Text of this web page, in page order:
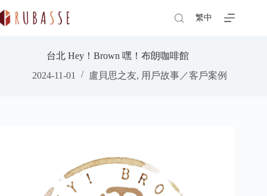
to
content
繁中
台北 Hey！Brown 嘿！布朗咖啡館
2024-11-01
盧貝思之友, 用戶故事／客戶案例